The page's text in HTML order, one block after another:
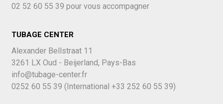
02 52 60 55 39 pour vous accompagner
TUBAGE CENTER
Alexander Bellstraat 11
3261 LX Oud - Beijerland, Pays-Bas
info@tubage-center.fr
0252 60 55 39 (International +33 252 60 55 39)